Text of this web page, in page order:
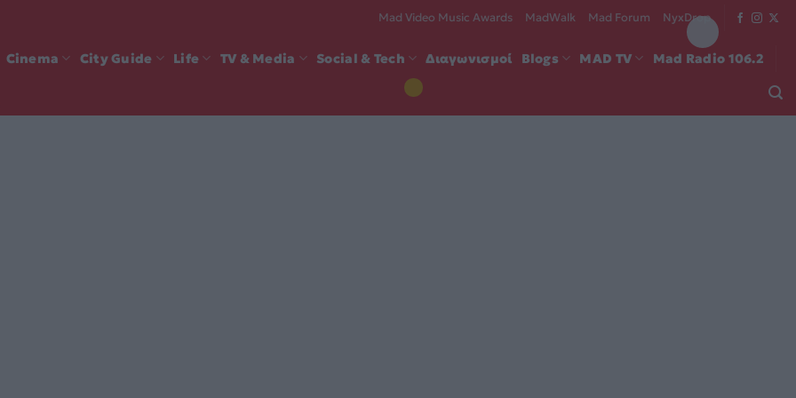
Mad Video Music Awards MadWalk Mad Forum NyxDrop
Cinema City Guide Life TV & Media Social & Tech Διαγωνισμοί Blogs MAD TV Mad Radio 106.2